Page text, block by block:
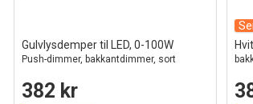
Gulvlysdemper til LED, 0-100W
Push-dimmer, bakkantdimmer, sort
382 kr